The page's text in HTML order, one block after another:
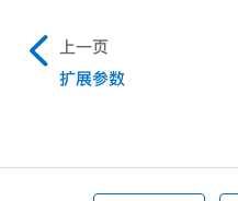
上一页
扩展参数